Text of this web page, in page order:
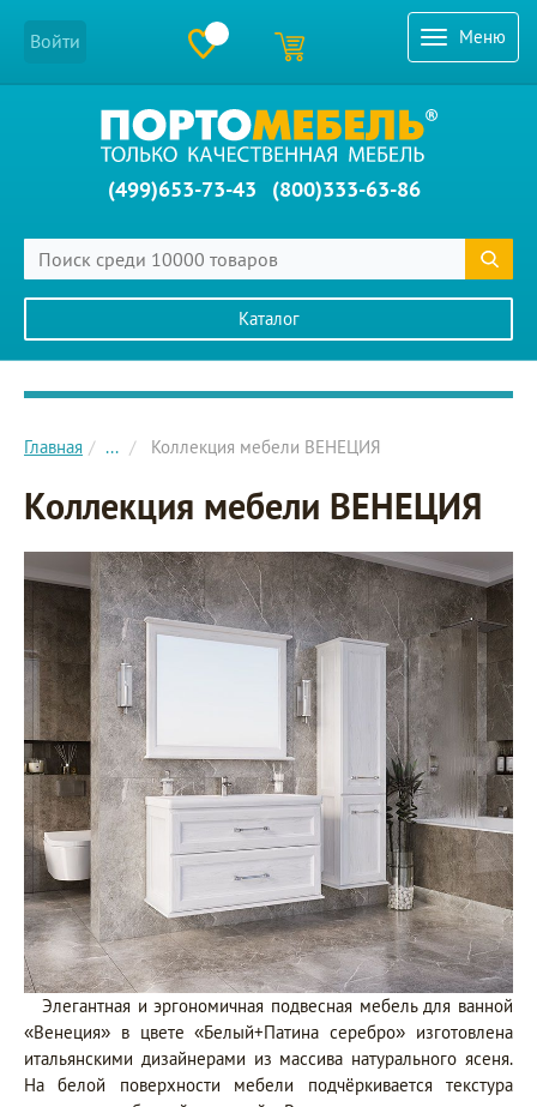
Меню
Войти
(499)653-73-43 (800)333-63-86
Каталог
Главное меню сайта
Главная ... Коллекция мебели ВЕНЕЦИЯ
Коллекция мебели ВЕНЕЦИЯ
Элегантная и эргономичная подвесная мебель для ванной
«Венеция» в цвете «Белый+Патина серебро» изготовлена
итальянскими дизайнерами из массива натурального ясеня.
На белой поверхности мебели подчёркивается текстура